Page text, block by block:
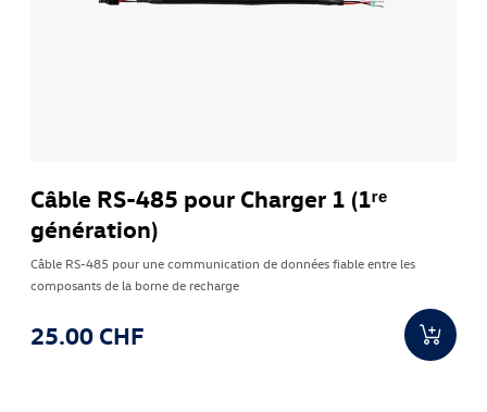
Câble RS-485 pour Charger 1 (1ʳᵉ
génération)
Câble RS-485 pour une communication de données fiable entre les
composants de la borne de recharge
25.00 CHF